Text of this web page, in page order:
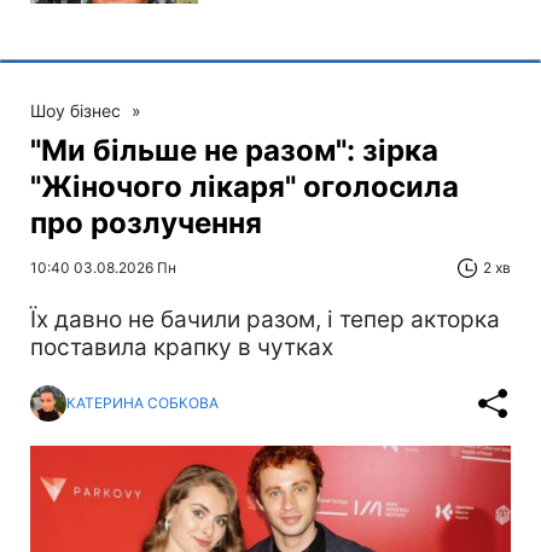
Шоу бізнес »
"Ми більше не разом": зірка
"Жіночого лікаря" оголосила
про розлучення
10:40 03.08.2026 Пн 2 хв
Їх давно не бачили разом, і тепер акторка
поставила крапку в чутках
КАТЕРИНА СОБКОВА